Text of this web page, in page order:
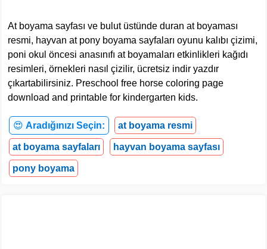
At boyama sayfası ve bulut üstünde duran at boyaması
resmi, hayvan at pony boyama sayfaları oyunu kalıbı çizimi,
poni okul öncesi anasınıfı at boyamaları etkinlikleri kağıdı
resimleri, örnekleri nasıl çizilir, ücretsiz indir yazdır
çıkartabilirsiniz. Preschool free horse coloring page
download and printable for kindergarten kids.
😍 Aradığınızı Seçin: at boyama resmi
at boyama sayfaları hayvan boyama sayfası
pony boyama